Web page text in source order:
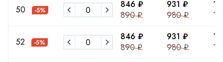
50 -5%
846 ₽
890 ₽
931 ₽
980 ₽
52 -5%
846 ₽
890 ₽
931 ₽
980 ₽